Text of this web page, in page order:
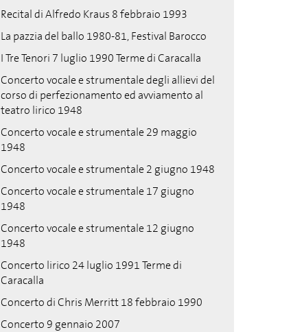
Recital di Alfredo Kraus 8 febbraio 1993
La pazzia del ballo 1980-81, Festival Barocco
I Tre Tenori 7 luglio 1990 Terme di Caracalla
Concerto vocale e strumentale degli allievi del
corso di perfezionamento ed avviamento al
teatro lirico 1948
Concerto vocale e strumentale 29 maggio
1948
Concerto vocale e strumentale 2 giugno 1948
Concerto vocale e strumentale 17 giugno
1948
Concerto vocale e strumentale 12 giugno
1948
Concerto lirico 24 luglio 1991 Terme di
Caracalla
Concerto di Chris Merritt 18 febbraio 1990
Concerto 9 gennaio 2007